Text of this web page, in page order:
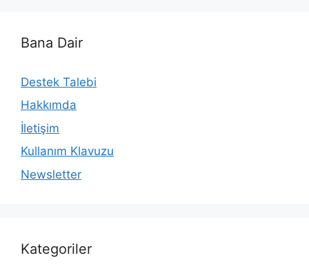
Bana Dair
Destek Talebi
Hakkımda
İletişim
Kullanım Klavuzu
Newsletter
Kategoriler